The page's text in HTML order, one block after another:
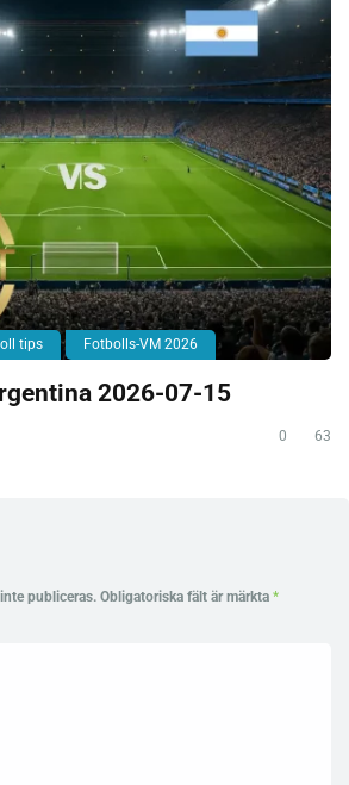
tips Fotbolls-VM 2026
2026-07-15
0 63
publiceras. Obligatoriska fält är märkta *